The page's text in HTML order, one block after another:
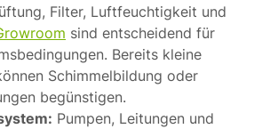
Filter, Luftfeuchtigkeit und
sind entscheidend für
Bereits kleine
Schimmelbildung oder
begünstigen.
Pumpen, Leitungen und